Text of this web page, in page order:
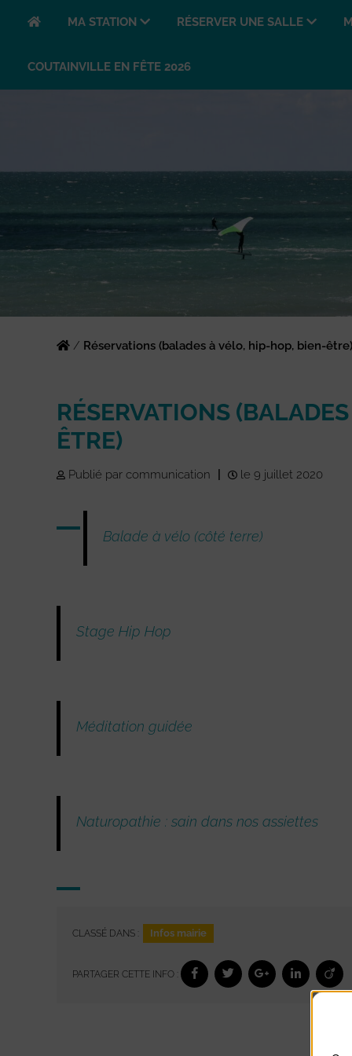
MA STATION RÉSERVER UNE SALLE
COUTAINVILLE EN FÊTE 2026
/ Réservations (balades à vélo, hip-hop, bien-être)
RÉSERVATIONS
ÊTRE)
Publié par communication le 9 juillet 2020
Balade à vélo (côté terre)
Stage Hip Hop
Méditation guidée
Naturopathie : sain dans nos assiettes
CLASSÉ DANS : Infos mairie
PARTAGER CETTE INFO :